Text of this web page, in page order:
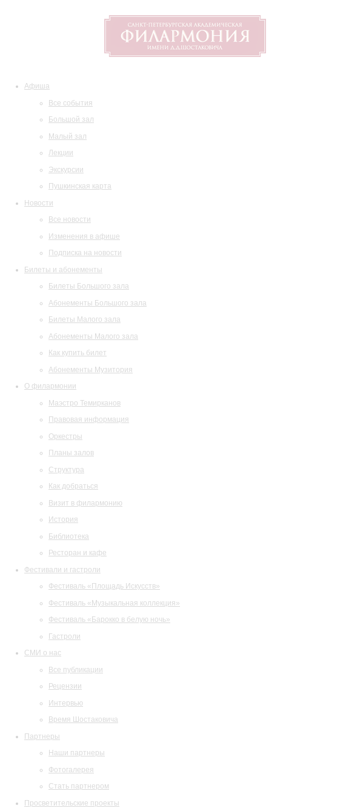
Афиша
Все события
Большой зал
Малый зал
Лекции
Экскурсии
Пушкинская карта
Новости
Все новости
Изменения в афише
Подписка на новости
Билеты и абонементы
Билеты Большого зала
Абонементы Большого зала
Билеты Малого зала
Абонементы Малого зала
Как купить билет
Абонементы Музитория
О филармонии
Маэстро Темирканов
Правовая информация
Оркестры
Планы залов
Структура
Как добраться
Визит в филармонию
История
Библиотека
Ресторан и кафе
Фестивали и гастроли
Фестиваль «Площадь Искусств»
Фестиваль «Музыкальная коллекция»
Фестиваль «Барокко в белую ночь»
Гастроли
СМИ о нас
Все публикации
Рецензии
Интервью
Время Шостаковича
Партнеры
Наши партнеры
Фотогалерея
Стать партнером
Просветительские проекты